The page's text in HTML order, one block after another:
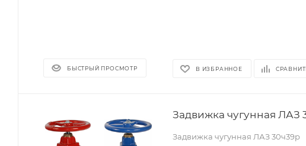
БЫСТРЫЙ ПРОСМОТР В ИЗБРАННОЕ
Задвижка чугунная ЛАЗ
Задвижка чугунная ЛАЗ 30ч39р